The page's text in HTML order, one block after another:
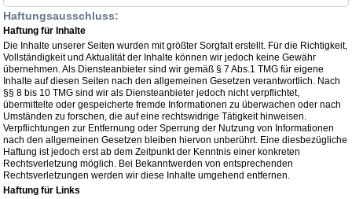
Haftungsausschluss:
Haftung für Inhalte
Die Inhalte unserer Seiten wurden mit größter Sorgfalt erstellt. Für die Richtigkeit,
Vollständigkeit und Aktualität der Inhalte können wir jedoch keine Gewähr
übernehmen. Als Diensteanbieter sind wir gemäß § 7 Abs.1 TMG für eigene
Inhalte auf diesen Seiten nach den allgemeinen Gesetzen verantwortlich. Nach
§§ 8 bis 10 TMG sind wir als Diensteanbieter jedoch nicht verpflichtet,
übermittelte oder gespeicherte fremde Informationen zu überwachen oder nach
Umständen zu forschen, die auf eine rechtswidrige Tätigkeit hinweisen.
Verpflichtungen zur Entfernung oder Sperrung der Nutzung von Informationen
nach den allgemeinen Gesetzen bleiben hiervon unberührt. Eine diesbezügliche
Haftung ist jedoch erst ab dem Zeitpunkt der Kenntnis einer konkreten
Rechtsverletzung möglich. Bei Bekanntwerden von entsprechenden
Rechtsverletzungen werden wir diese Inhalte umgehend entfernen.
Haftung für Links